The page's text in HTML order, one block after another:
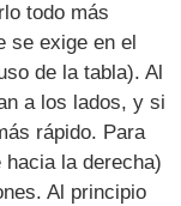
todo más
se exige en el
de la tabla). Al
a los lados, y si
rápido. Para
la derecha)
Al principio